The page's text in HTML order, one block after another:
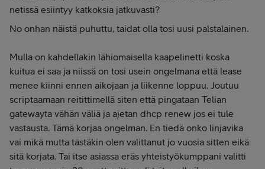
netissä esiintyy katkoksia jatkuvasti?
No onhan näistä puhuttu, taidat olla tosi uusi palstalainen.
Mulla on kahdellakin lähiomaisella kaapelinetti koska
kuitua ei saa ja niissä on tosi usein ongelmana että lease
menee kiinni ennen aikojaan ja liikenne loppuu. Joutuu
scriptaamaan reitittimellä siten että pingataan Telian
gatewayta vähän väliä ja ajetan dhcp renew jos ei tule
vastausta. Tämä korjaa ongelman. En tiedä onko linjavika
vai mikä mutta tästäkin olen valittanut jo vuosia sitten eikä
sitä korjata. Tai itse asiassa eräs yhteistyökumppani valitti